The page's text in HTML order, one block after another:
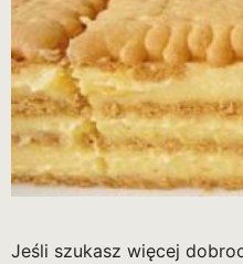
Jeśli szukasz więcej